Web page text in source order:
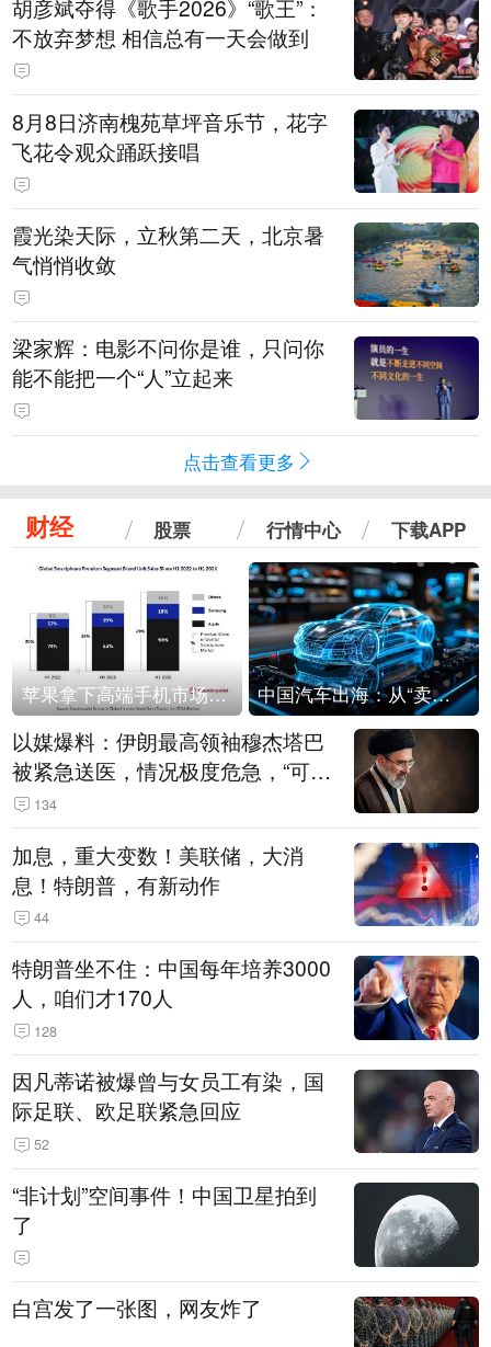
胡彦斌夺得《歌手2026》“歌王”：
不放弃梦想 相信总有一天会做到
8月8日济南槐苑草坪音乐节，花字
飞花令观众踊跃接唱
霞光染天际，立秋第二天，北京暑
气悄悄收敛
梁家辉：电影不问你是谁，只问你
能不能把一个“人”立起来
点击查看更多
财经 股票 行情中心 下载APP
苹果拿下高端手机市场65%的份额：iPhone 17系列功不可没 中国汽车出海：从“卖出去”到“走进去”
以媒爆料：伊朗最高领袖穆杰塔巴
被紧急送医，情况极度危急，“可能
随时会死去”
134
加息，重大变数！美联储，大消
息！特朗普，有新动作
44
特朗普坐不住：中国每年培养3000
人，咱们才170人
128
因凡蒂诺被爆曾与女员工有染，国
际足联、欧足联紧急回应
52
“非计划”空间事件！中国卫星拍到
了
白宫发了一张图，网友炸了